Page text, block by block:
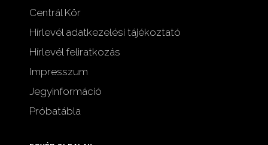
Centrál Kör
Hírlevél adatkezelési tájékoztató
Hírlevél feliratkozás
Impresszum
Jegyinformáció
Próbatábla